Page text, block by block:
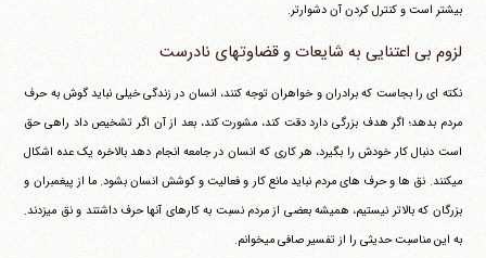
بیشتر است و کنترل کردن آن دشوارتر.
لزوم بی اعتنایی به شایعات و قضاوتهای نادرست
نکته ای را بجاست که برادران و خواهران توجه کنند، انسان در زندگی خیلی نباید گوش به حرف
مردم بدهد؛ اگر هدف بزرگی دارد دقت کند، مشورت کند، بعد از آن اگر تشخیص داد راهی حق
است دنبال کار خودش را بگیرد، هر کاری که انسان در جامعه انجام دهد بالاخره یک عده اشکال
می‎کنند. نق ها و حرف های مردم نباید مانع کار و فعالیت و کوشش انسان بشود. ما از پیغمبران و
بزرگان که بالاتر نیستیم، همیشه بعضی از مردم نسبت به کارهای آنها حرف داشتند و نق می‎زدند.
به این مناسبت حدیثی را از تفسیر صافی می‎خوانم.